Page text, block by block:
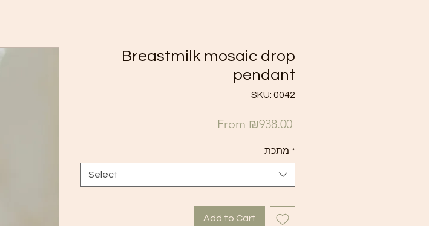
Breastmilk mosaic drop
pendant
SKU: 0042
From ₪938.00Sale
מתכת *
Select
Add to Cart